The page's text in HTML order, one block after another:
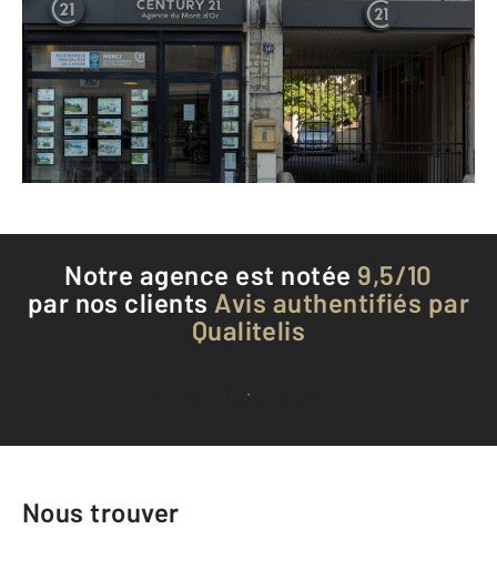
40 avenue Lanessan
CHAMPAGNE AU MONT D OR - 69410
Envoyer un message
Téléphoner à l'agence
Notre agence est notée 9,5/10
par nos clients Avis authentifiés par
Qualitelis
Voir tous les avis clients
Nous trouver